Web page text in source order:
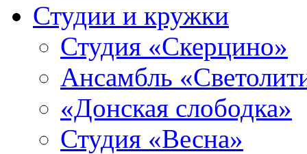
Студии и кружки
Студия «Скерцино»
Ансамбль
«Донская слободка»
Студия «Весна»